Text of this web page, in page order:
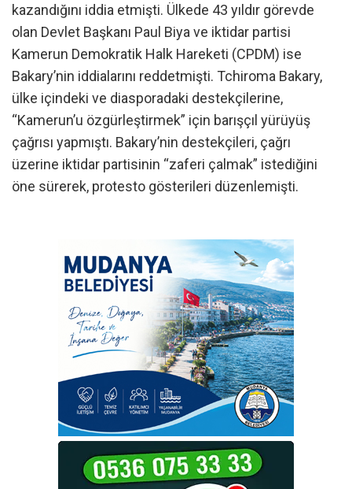
kazandığını iddia etmişti. Ülkede 43 yıldır görevde
olan Devlet Başkanı Paul Biya ve iktidar partisi
Kamerun Demokratik Halk Hareketi (CPDM) ise
Bakary’nin iddialarını reddetmişti. Tchiroma Bakary,
ülke içindeki ve diasporadaki destekçilerine,
“Kamerun’u özgürleştirmek” için barışçıl yürüyüş
çağrısı yapmıştı. Bakary’nin destekçileri, çağrı
üzerine iktidar partisinin “zaferi çalmak” istediğini
öne sürerek, protesto gösterileri düzenlemişti.